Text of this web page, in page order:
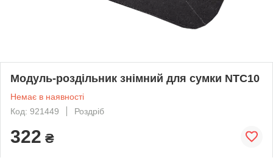
Модуль-роздільник знімний для сумки NTC10
Немає в наявності
Код: 921449
Роздріб
322 ₴